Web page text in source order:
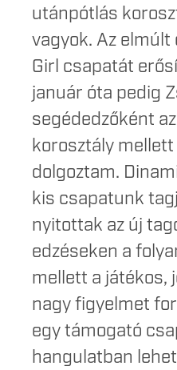
utánpótlás
vagyok. Az elmúlt
Girl csapatát
január óta pedig
segédedzőként
korosztály mellett
dolgoztam.
kis csapatunk
nyitottak az új
edzéseken a
mellett a játékos,
nagy figyelmet
egy támogató
hangulatban